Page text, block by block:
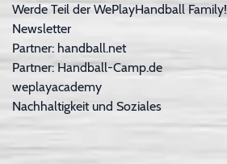
Werde Teil der WePlayHandball Family!
Newsletter
Partner: handball.net
Partner: Handball-Camp.de
weplayacademy
Nachhaltigkeit und Soziales